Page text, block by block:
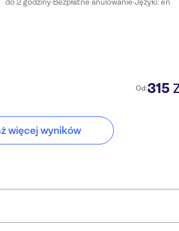
Od:315
więcej wyników